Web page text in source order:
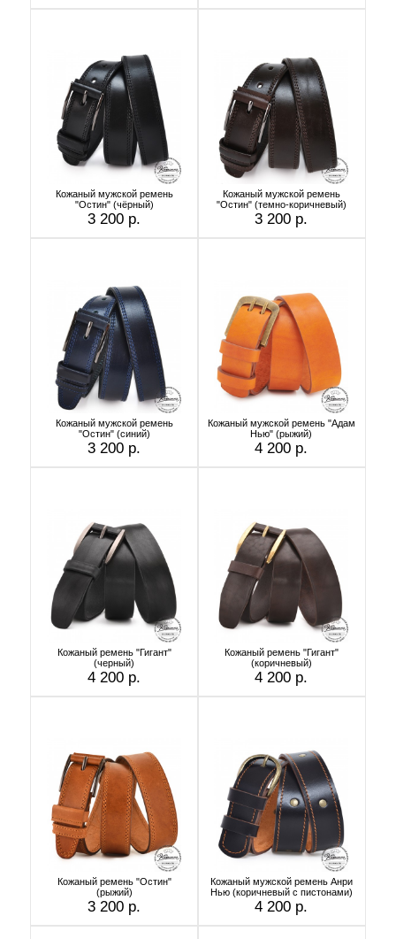
Кожаный мужской ремень
"Остин" (чёрный)
3 200 р.
Кожаный мужской ремень
"Остин" (темно-коричневый)
3 200 р.
Кожаный мужской ремень
"Остин" (синий)
3 200 р.
Кожаный мужской ремень "Адам
Нью" (рыжий)
4 200 р.
Кожаный ремень "Гигант"
(черный)
4 200 р.
Кожаный ремень "Гигант"
(коричневый)
4 200 р.
Кожаный ремень "Остин"
(рыжий)
3 200 р.
Кожаный мужской ремень Анри
Нью (коричневый с пистонами)
4 200 р.